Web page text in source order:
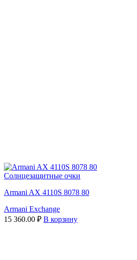
Солнцезащитные очки
Armani AX 4110S 8078 80
Armani Exchange
15 360.00 ₽ В корзину